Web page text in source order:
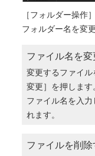
［フォルダー操作
フォルダー名を変
ファイル名を
変更するファイル
変更］を押します
ファイル名を入
れます。
ファイルを削除